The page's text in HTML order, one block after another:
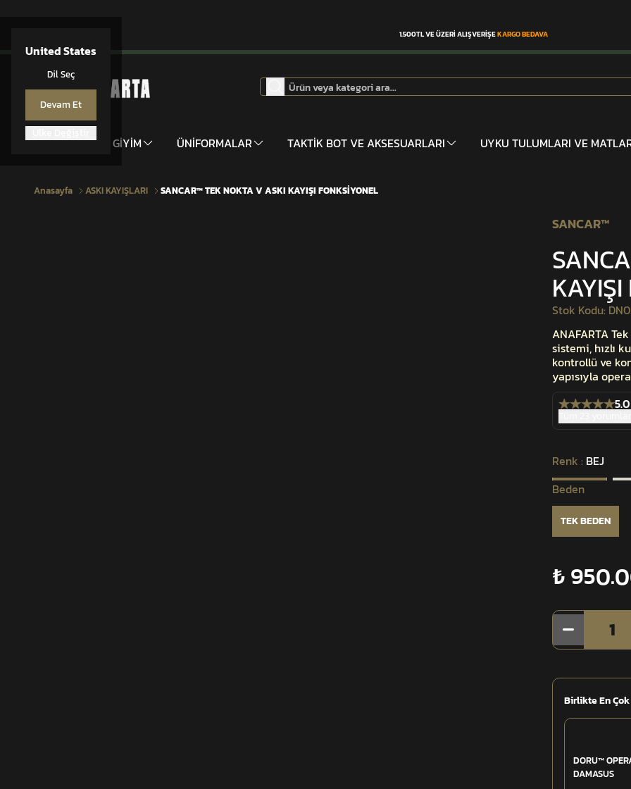
United States
Dil Seç
Devam Et
1.500TL VE ÜZERİ ALIŞVERİŞEKARGO BEDAVA
DONANIM GİYİM ÜNİFORMALAR TAKTİK BOT VE AKSESUARLARI UYKU TULUMLARI VE
Anasayfa ASKI KAYIŞLARI SANCAR™ TEK NOKTA V ASKI KAYIŞI FONKSİYONEL
SANCAR™
Stok Kodu:
ANAFARTA
sistemi, hızlı
kontrollü ve
yapısıyla
5.0
Renk : BEJ
Beden
TEK BEDEN
₺
1
Birlikte En
DORU™
DAMASUS